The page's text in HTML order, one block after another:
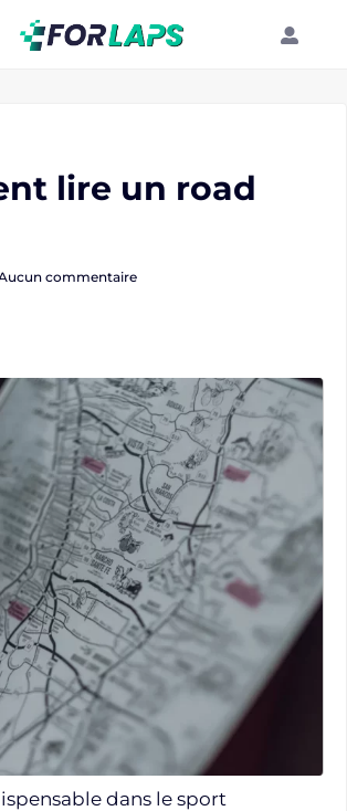
lire un road
commentaire
dans le sport